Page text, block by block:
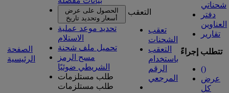
الصفحة
الرئيسية
الحصول على عرض
أسعار وتحديد تاريخ
تحديد موعد عملية
الاستلام
تحميل ملف شحنة
مسح الرمز
الشريطي ضوئيًا
طلب مستلزمات
طلب مستلزمات
التعقب
تعقب
الشحنات
التعقب
باستخدام
الرقم
المرجعي
شحناتي
دفتر
العناوين
تقارير
تتطلب إجراءً
()
عرض
كل